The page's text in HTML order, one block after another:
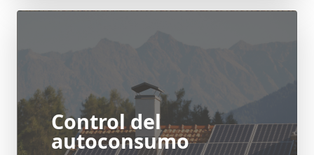
Control del
autoconsumo